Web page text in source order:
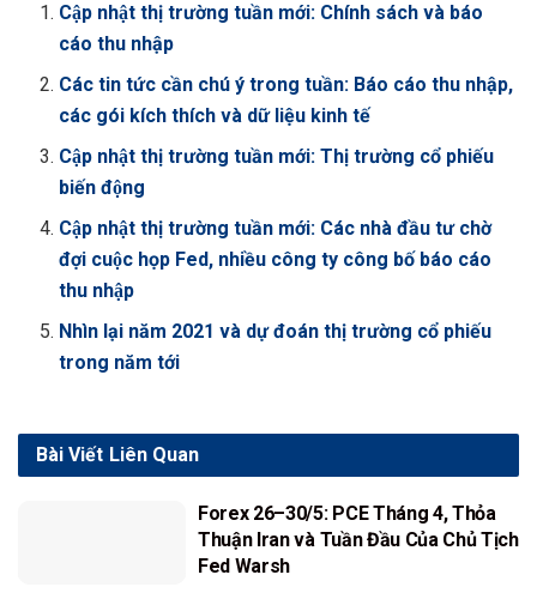
Cập nhật thị trường tuần mới: Chính sách và báo
cáo thu nhập
Các tin tức cần chú ý trong tuần: Báo cáo thu nhập,
các gói kích thích và dữ liệu kinh tế
Cập nhật thị trường tuần mới: Thị trường cổ phiếu
biến động
Cập nhật thị trường tuần mới: Các nhà đầu tư chờ
đợi cuộc họp Fed, nhiều công ty công bố báo cáo
thu nhập
Nhìn lại năm 2021 và dự đoán thị trường cổ phiếu
trong năm tới
Liên Quan
Bài Viết
Forex 26–30/5: PCE Tháng 4, Thỏa
Thuận Iran và Tuần Đầu Của Chủ Tịch
Fed Warsh